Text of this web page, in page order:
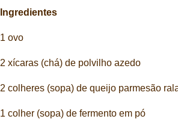
Ingredientes
1 ovo
2 xícaras (chá) de polvilho azedo
2 colheres (sopa) de queijo parmesão
1 colher (sopa) de fermento em pó